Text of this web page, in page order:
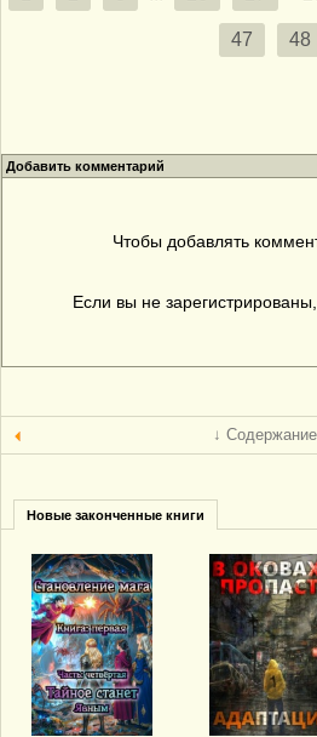
47 48
Добавить комментарий
Чтобы добавлять
Если вы не зарегистрированы,
↓
Новые законченные книги